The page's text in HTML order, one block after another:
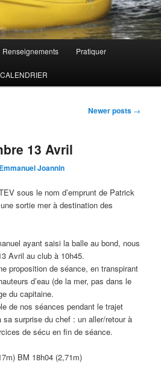
Renseignements Pratiquer
CALENDRIER
Newer posts →
13 Avril
Emmanuel Joannin
sous le nom d’emprunt de Patrick
sortie mer à destination des
ayant saisi la balle au bond, nous
Avril au club à 10h45.
proposition de séance, en transpirant
d’eau (de la mer, pas dans le
du capitaine.
de nos séances pendant le trajet
surprise du chef : un aller/retour à
de sécu en fin de séance.
BM 18h04 (2,71m)